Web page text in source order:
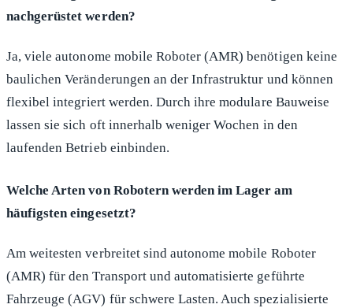
nachgerüstet werden?
Ja, viele autonome mobile Roboter (AMR) benötigen keine
baulichen Veränderungen an der Infrastruktur und können
flexibel integriert werden. Durch ihre modulare Bauweise
lassen sie sich oft innerhalb weniger Wochen in den
laufenden Betrieb einbinden.
Welche Arten von Robotern werden im Lager am
häufigsten eingesetzt?
Am weitesten verbreitet sind autonome mobile Roboter
(AMR) für den Transport und automatisierte geführte
Fahrzeuge (AGV) für schwere Lasten. Auch spezialisierte